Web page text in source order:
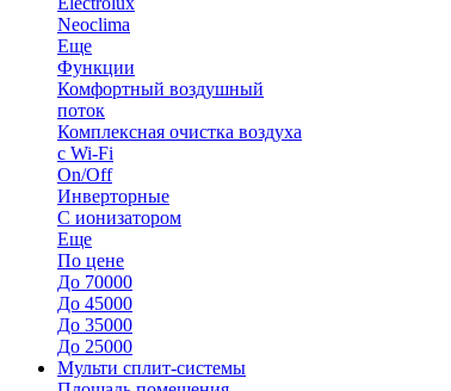
Neoclima
Еще
Функции
Комфортный воздушный
поток
Комплексная очистка воздуха
с Wi-Fi
On/Off
Инверторные
С ионизатором
Еще
По цене
До 70000
До 45000
До 35000
До 25000
Мульти сплит-системы